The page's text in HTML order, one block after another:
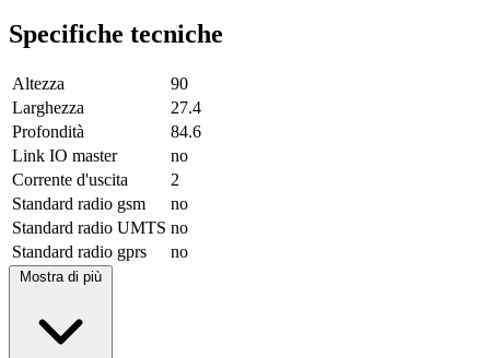
Specifiche tecniche
Altezza
90
Larghezza
27.4
Profondità
84.6
Link IO master
no
Corrente d'uscita
2
Standard radio gsm
no
Standard radio UMTS no
Standard radio gprs
no
Mostra di più